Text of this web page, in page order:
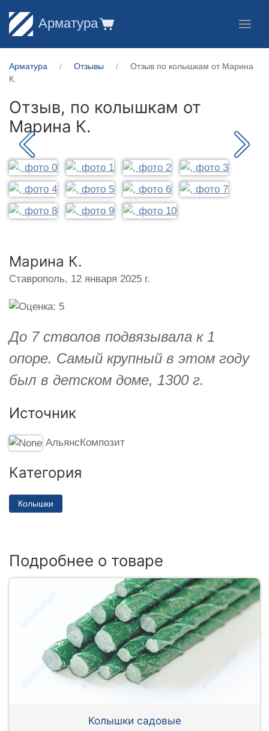
Арматура
Арматура Отзывы
Отзыв по колышкам от Марина
К.
Отзыв, по колышкам от
Марина К.
Марина К.
Ставрополь, 12 января 2025 г.
До 7 стволов подвязывала к 1
опоре. Самый крупный в этом году
был в детском доме, 1300 г.
Источник
АльянсКомпозит
Категория
Колышки
Подробнее о товаре
Колышки садовые